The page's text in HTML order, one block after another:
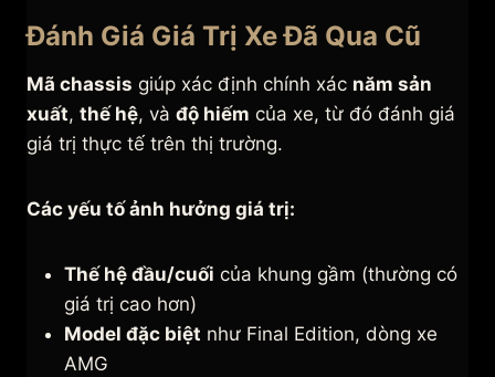
Đánh Giá Giá Trị Xe Đã Qua Cũ
Mã chassis giúp xác định chính xác năm sản
xuất, thế hệ, và độ hiếm của xe, từ đó đánh giá
giá trị thực tế trên thị trường.
Các yếu tố ảnh hưởng giá trị:
Thế hệ đầu/cuối của khung gầm (thường có
giá trị cao hơn)
Model đặc biệt như Final Edition, dòng xe
AMG